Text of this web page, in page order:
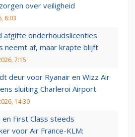
over veiligheid
8:03
afgifte onderhoudslicenties
neemt af, maar krapte blijft
7:15
deur voor Ryanair en Wizz Air
sluiting Charleroi Airport
14:30
en First Class steeds
voor Air France-KLM: